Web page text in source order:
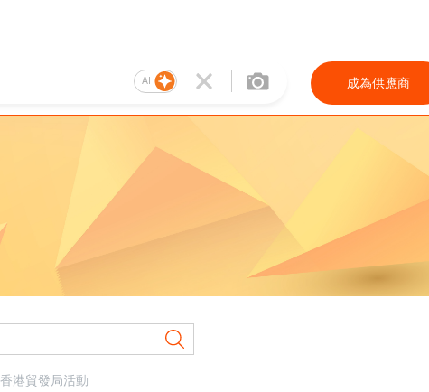
AI 成為供應商
香港貿發局活動